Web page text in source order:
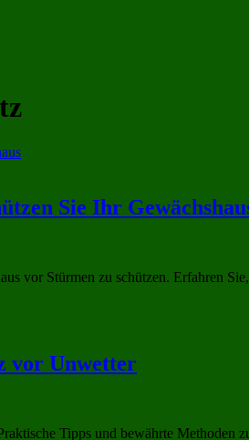
Sie Ihr
vor Stürmen zu schützen. Erfahren
vor Unwetter
Tipps und bewährte Methoden